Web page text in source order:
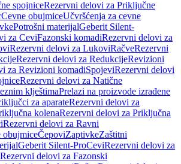
spojniceRezervni delovi za Priključne
Cevne obujmiceUčvršćenja za cevne
Potrošni materijalGeberit Silent-
za CeviFazonski komadiRezervni delovi za
Rezervni delovi za LukoviRačveRezervni
Rezervni delovi za RedukcijeRevizioni
za Revizioni komadiSpojeviRezervni delovi
Rezervni delovi za Natične
klještimaPrelazi na proizvode izrađene
za aparateRezervni delovi za
kolenaRezervni delovi za Priključna
Rezervni delovi za Ravni
obujmiceČepoviZaptivkeZaštitni
Geberit Silent-ProCeviRezervni delovi za
Rezervni delovi za Fazonski